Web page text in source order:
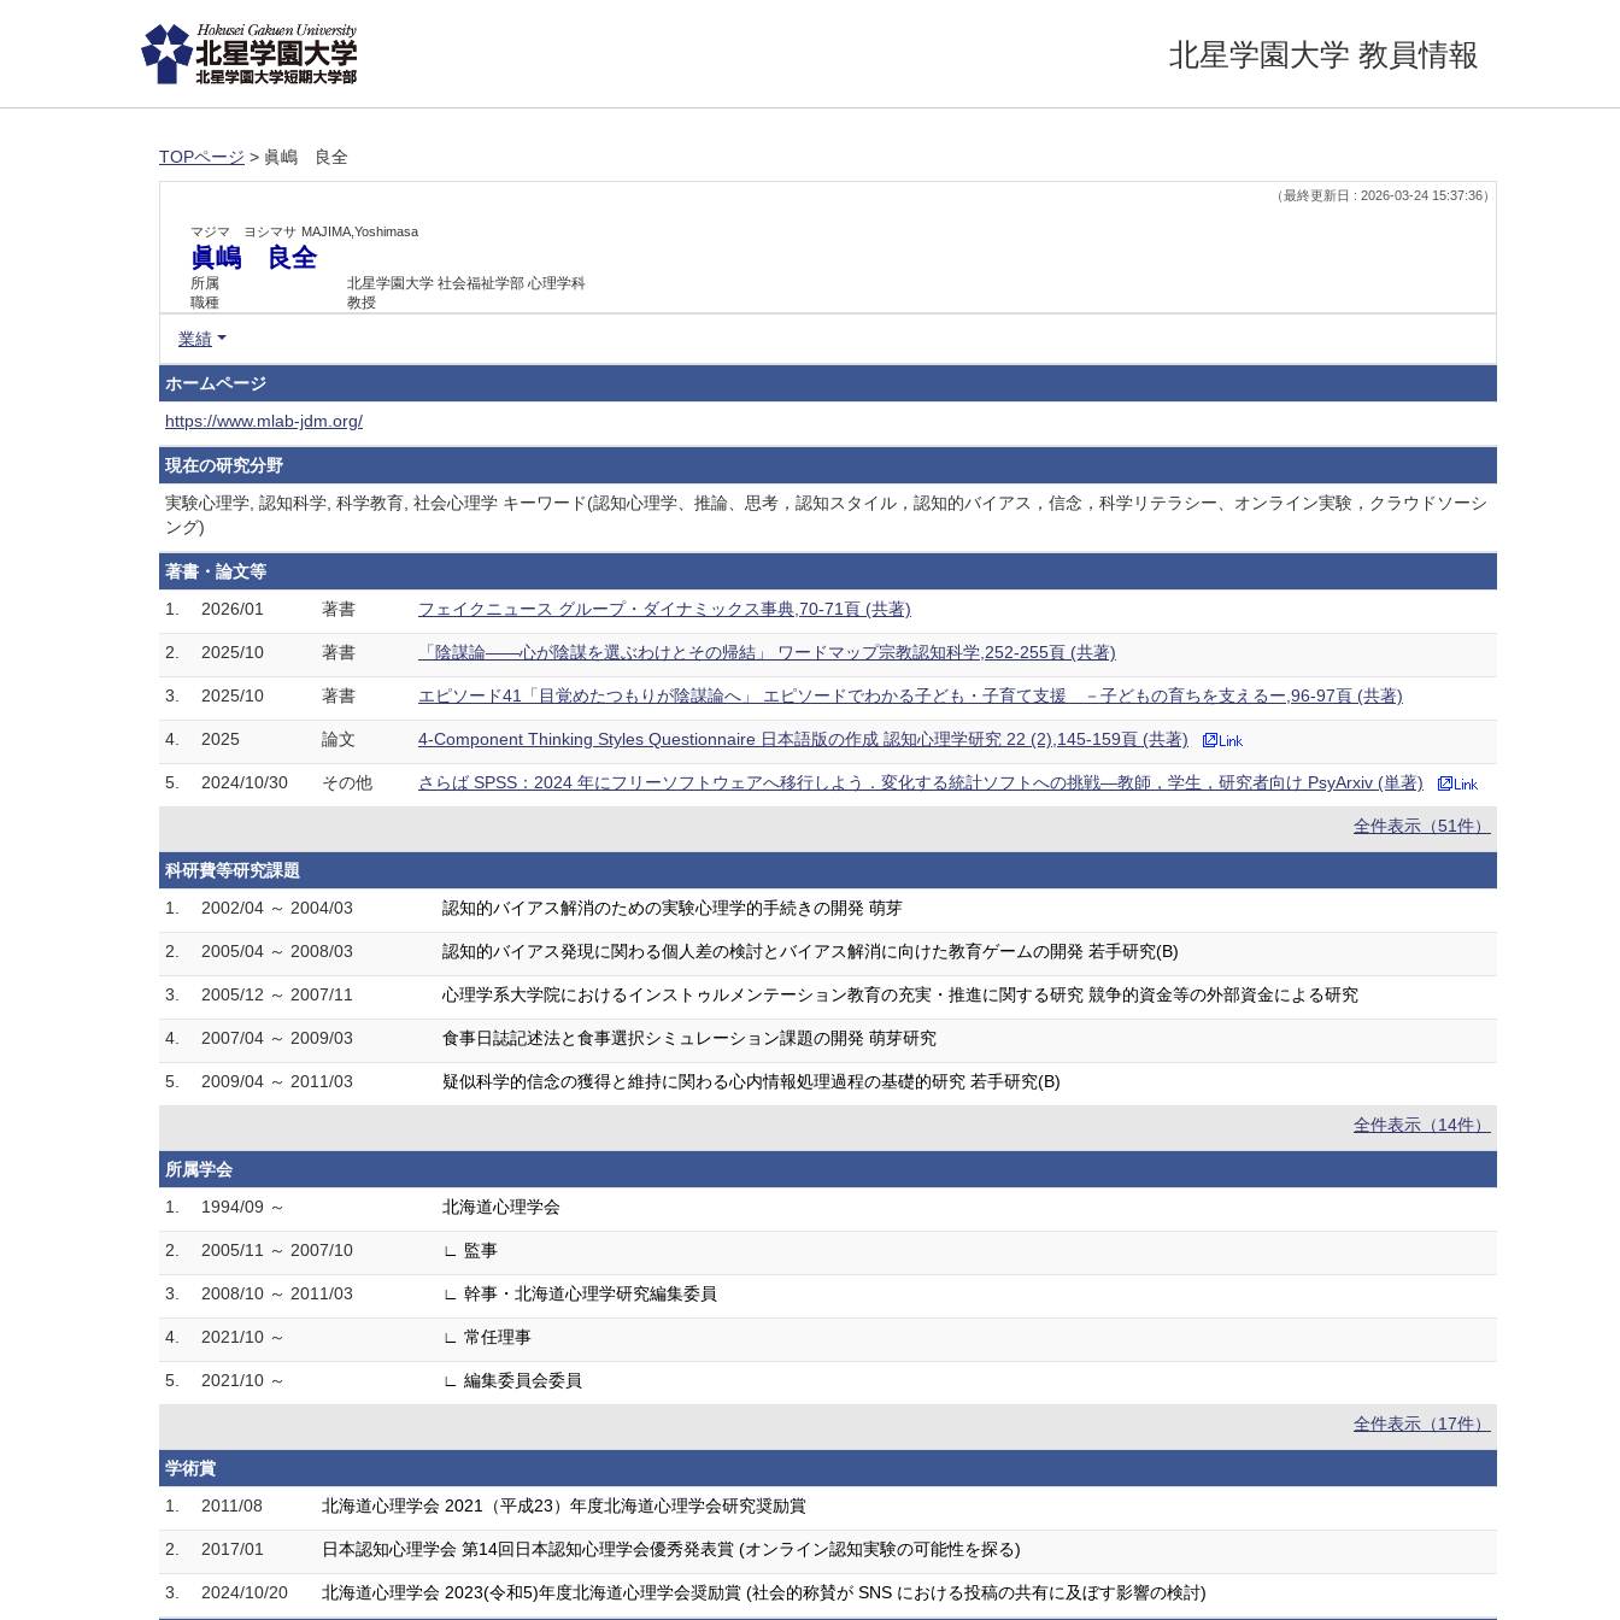
北星学園大学 教員情報
TOPページ > 眞嶋 良全
（最終更新日 : 2026-03-24 15:37:36）
マジマ ヨシマサ MAJIMA,Yoshimasa
眞嶋 良全
所属
北星学園大学 社会福祉学部 心理学科
職種
教授
業績
ホームページ
https://www.mlab-jdm.org/
現在の研究分野
実験心理学, 認知科学, 科学教育, 社会心理学 キーワード(認知心理学、推論、思考，認知スタイル，認知的バイアス，信念，科学リテラシー、オンライン実験，クラウドソーシ
ング)
著書・論文等
1.
2026/01 著書 フェイクニュース グループ・ダイナミックス事典,70-71頁 (共著)
2. 2025/10 著書 「陰謀論——心が陰謀を選ぶわけとその帰結」 ワードマップ宗教認知科学,252-255頁 (共著)
3. 2025/10 著書 エピソード41「目覚めたつもりが陰謀論へ」 エピソードでわかる子ども・子育て支援 －子どもの育ちを支えるー,96-97頁 (共著)
4. 2025 論文 4-Component Thinking Styles Questionnaire 日本語版の作成 認知心理学研究 22 (2),145-159頁 (共著)
5. 2024/10/30 その他 さらば SPSS：2024 年にフリーソフトウェアへ移行しよう．変化する統計ソフトへの挑戦—教師，学生，研究者向け PsyArxiv (単著)
全件表示（51件）
科研費等研究課題
1.
2002/04 ～ 2004/03 認知的バイアス解消のための実験心理学的手続きの開発 萌芽
2. 2005/04 ～ 2008/03 認知的バイアス発現に関わる個人差の検討とバイアス解消に向けた教育ゲームの開発 若手研究(B)
3. 2005/12 ～ 2007/11 心理学系大学院におけるインストゥルメンテーション教育の充実・推進に関する研究 競争的資金等の外部資金による研究
4. 2007/04 ～ 2009/03 食事日誌記述法と食事選択シミュレーション課題の開発 萌芽研究
5. 2009/04 ～ 2011/03 疑似科学的信念の獲得と維持に関わる心内情報処理過程の基礎的研究 若手研究(B)
全件表示（14件）
所属学会
1.
1994/09 ～ 北海道心理学会
2. 2005/11 ～ 2007/10 ∟ 監事
3. 2008/10 ～ 2011/03 ∟ 幹事・北海道心理学研究編集委員
4. 2021/10 ～ ∟ 常任理事
5. 2021/10 ～ ∟ 編集委員会委員
全件表示（17件）
学術賞
1.
2011/08 北海道心理学会 2021（平成23）年度北海道心理学会研究奨励賞
2. 2017/01 日本認知心理学会 第14回日本認知心理学会優秀発表賞 (オンライン認知実験の可能性を探る)
3. 2024/10/20 北海道心理学会 2023(令和5)年度北海道心理学会奨励賞 (社会的称賛が SNS における投稿の共有に及ぼす影響の検討)